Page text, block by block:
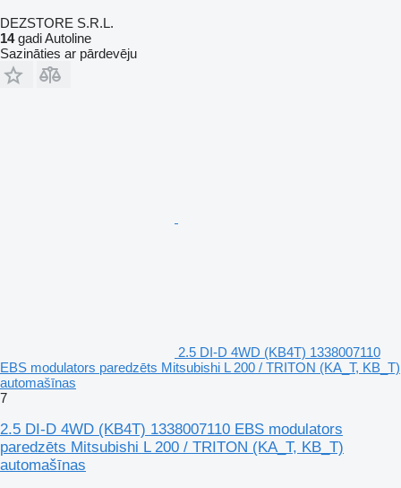
DEZSTORE S.R.L.
14gadi Autoline
Sazināties ar pārdevēju
2.5 DI-D 4WD (KB4T) 1338007110
EBS modulators paredzēts Mitsubishi L 200 / TRITON (KA_T, KB_T)
automašīnas
7
2.5 DI-D 4WD (KB4T) 1338007110 EBS modulators
paredzēts Mitsubishi L 200 / TRITON (KA_T, KB_T)
automašīnas